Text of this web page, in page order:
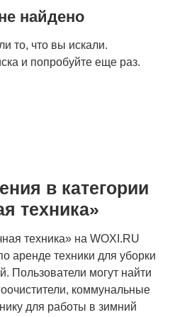
найдено
то, что вы искали.
и попробуйте еще раз.
в категории
техника»
техника» на WOXI.RU
аренде техники для уборки
Пользователи могут найти
коммунальные
для работы в зимний